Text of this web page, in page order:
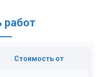
работ
Стоимость от